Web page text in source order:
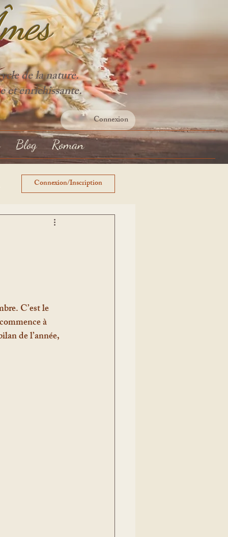
s
de la nature.
et enrichissante.
Connexion
Blog Roman
Connexion/Inscription
C’est le
à
de l’année,